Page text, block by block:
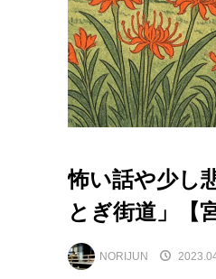
怖い話や少し
とぎ街道」【
NORIJUN